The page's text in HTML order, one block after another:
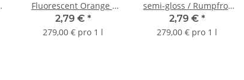
Fluorescent Orange /
leuchtendes Orange
10ml
2,79 € *
279,00 € pro 1 l
semi-gloss / Rumpfrot
seidenmatt 10ml
2,79 € *
279,00 € pro 1 l